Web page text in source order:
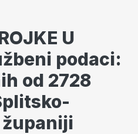
U
podaci:
od 2728